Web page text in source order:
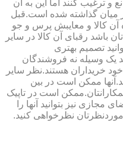
و ترغیب کنند اما این به آن
میان گذاشته شده است.قبل
آن کالا و معایبش پرس و جو
باشد رقبای آن کالا در سایر
تصمیم بهتری
یک وسیله نه فروشندگان
خود خریداران هستند.نظر سایر
ممکن است در بین
است در تاپیک
نیز بتوانید آنها را
موردنظرتان نظرخواهی کنید.